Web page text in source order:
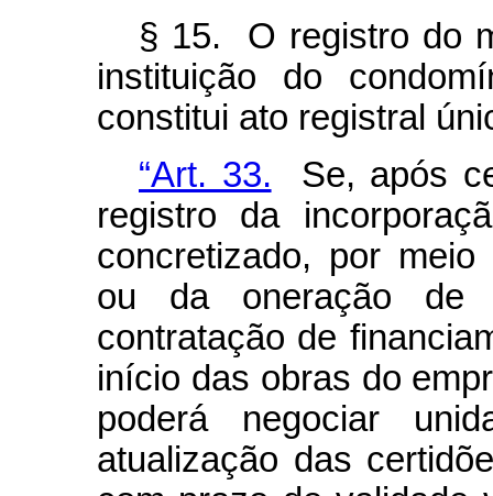
§ 15. O registro do
instituição do
constitui ato registral
“Art. 33. Se, após
registro da
concretizado, por
ou da oneração de
contratação de
início das obras do
poderá negociar
atualização das